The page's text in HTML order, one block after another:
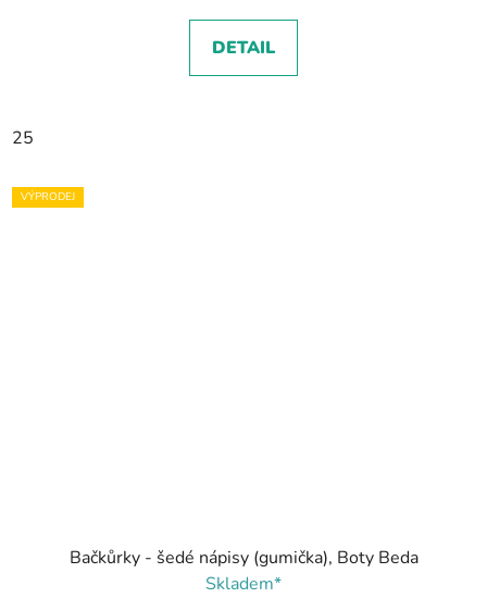
DETAIL
25
VÝPRODEJ
Bačkůrky - šedé nápisy (gumička), Boty Beda
Skladem*